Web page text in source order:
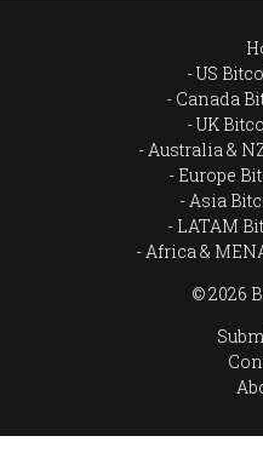
US
Canada
UK
Australia &
Europe
Asia
LATAM
Africa &
© 2026